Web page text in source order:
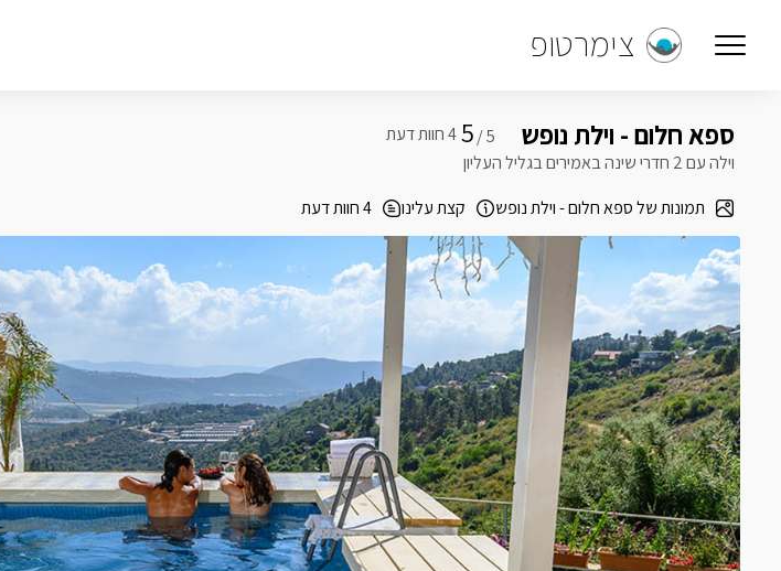
צימרטופ
ספא חלום - וילת נופש 5 /
5
וילה עם 2 חדרי שינה באמירים בגליל העליון
תמונות של ספא חלום - וילת נופש
קצת עלינו 4 חוות דעת